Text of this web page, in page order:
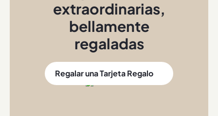
extraordinarias,
bellamente
regaladas
Regalar una Tarjeta Regalo